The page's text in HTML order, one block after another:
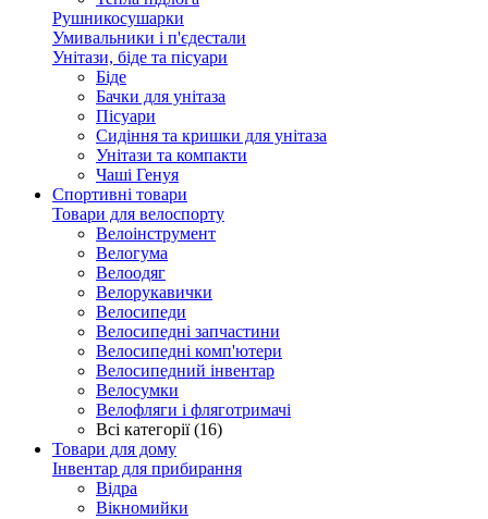
Рушникосушарки
Умивальники і п'єдестали
Унітази, біде та пісуари
Біде
Бачки для унітаза
Пісуари
Сидіння та кришки для унітаза
Унітази та компакти
Чаші Генуя
Спортивні товари
Товари для велоспорту
Велоінструмент
Велогума
Велоодяг
Велорукавички
Велосипеди
Велосипедні запчастини
Велосипедні комп'ютери
Велосипедний інвентар
Велосумки
Велофляги і фляготримачі
Всі категорії (16)
Товари для дому
Інвентар для прибирання
Відра
Вікномийки